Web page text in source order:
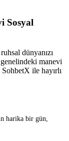
Sosyal
dünyanızı
manevi
ile hayırlı
harika bir gün,